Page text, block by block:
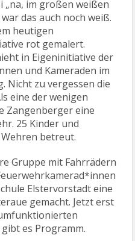
„na, im großen weißen
das auch noch weiß.
heutigen
rot gemalert.
in Eigeninitiative der
und Kameraden im
Nicht zu vergessen die
eine der wenigen
Zangenberger eine
25 Kinder und
betreut.
Gruppe mit Fahrrädern
Elstervorstadt eine
gemacht. Jetzt erst
es Programm.